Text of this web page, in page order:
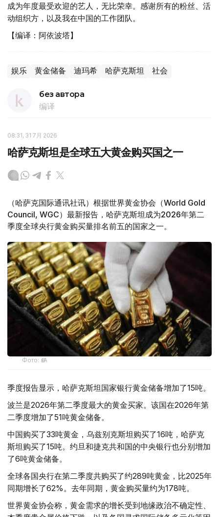
成为年度最受欢迎的艺人，无比荣幸。感谢所有的粉丝、活
动组织方，以及我在中国的工作团队。
【编译：阿依波塔】
娱乐 黄金储备 迪玛希 哈萨克斯坦 社会
без автора
编译
08:31, 31 7月 2026
哈萨克斯坦是全球五大黄金购买国之一
（哈萨克国际通讯社讯）根据世界黄金协会（World Gold
Council, WGC）最新报告，哈萨克斯坦成为2026年第二
季度全球央行黄金购买量排名前五的国家之一。
Фото: ӨзА
季度报告显示，哈萨克斯坦国家银行黄金储备增加了15吨。
波兰是2026年第二季度最大的黄金买家。该国在2026年第
二季度增加了51吨黄金储备。
中国购买了33吨黄金，乌兹别克斯坦购买了16吨，哈萨克
斯坦购买了15吨。约旦和捷克共和国的中央银行也分别增加
了6吨黄金储备。
全球各国央行在第二季度共购买了约289吨黄金，比2025年
同期增长了62%。去年同期，黄金购买量约为178吨。
世界黄金协会称，黄金需求的增长受到地缘政治不确定性、